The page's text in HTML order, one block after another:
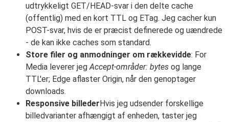
udtrykkeligt GET/HEAD-svar i den delte cache
(offentlig) med en kort TTL og ETag. Jeg cacher kun
POST-svar, hvis de er præcist definerede og uændrede
- de kan ikke caches som standard.
Store filer og anmodninger om rækkevidde: For
Media leverer jeg Accept-områder: bytes og lange
TTL'er; Edge aflaster Origin, når den genoptager
downloads.
Responsive billederHvis jeg udsender forskellige
billedvarianter afhængigt af enheden, taster jeg